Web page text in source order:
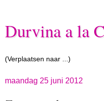
Durvina a la
maandag 25 juni 2012